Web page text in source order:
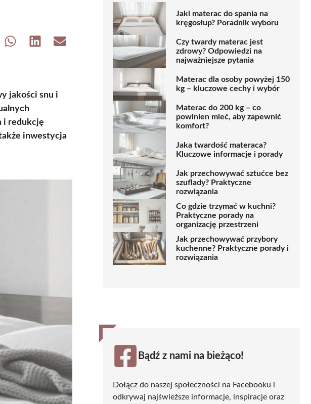
Share Share Share
jakości snu i
i redukcję
inwestycja
Jaki materac do spania na
kręgosłup? Poradnik wyboru
Czy twardy materac jest
zdrowy? Odpowiedzi na
najważniejsze pytania
Materac dla osoby powyżej 150
kg – kluczowe cechy i wybór
Materac do 200 kg – co
powinien mieć, aby zapewnić
komfort?
Jaka twardość materaca?
Kluczowe informacje i porady
Jak przechowywać sztućce bez
szuflady? Praktyczne
rozwiązania
Co gdzie trzymać w kuchni?
Praktyczne porady na
organizację przestrzeni
Jak przechowywać przybory
kuchenne? Praktyczne porady i
rozwiązania
Bądź z nami na bieżąco!
Dołącz do naszej społeczności na Facebooku i
odkrywaj najświeższe informacje, inspiracje oraz